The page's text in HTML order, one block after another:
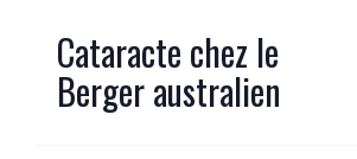
Cataracte chez le
Berger australien